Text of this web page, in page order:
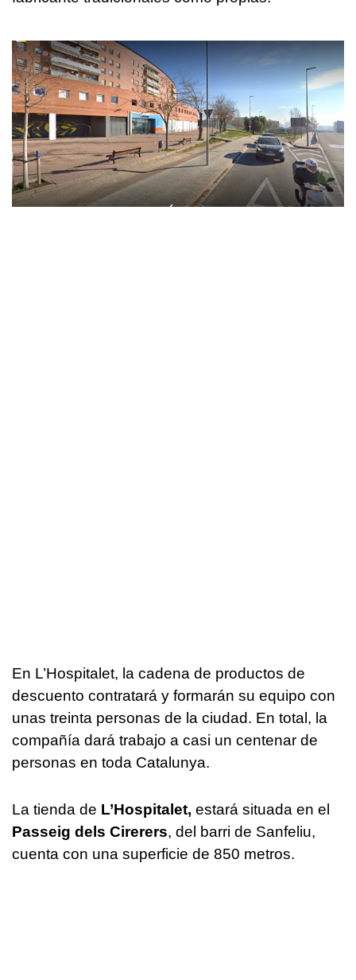
En L’Hospitalet, la cadena de productos de
descuento contratará y formarán su equipo con
unas treinta personas de la ciudad. En total, la
compañía dará trabajo a casi un centenar de
personas en toda Catalunya.
La tienda de L’Hospitalet, estará situada en el
Passeig dels Cirerers, del barri de Sanfeliu,
cuenta con una superficie de 850 metros.